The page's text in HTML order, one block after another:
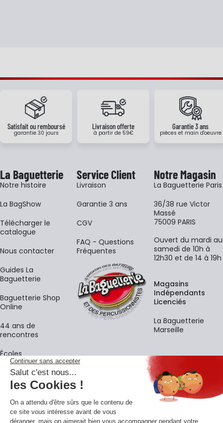
Satisfait ou remboursé
garantie 30 jours
Livraison offerte
à partir de 59€
Garantie 3 ans
pièces et main d'oeuvre
La Baguetterie
Notre histoire
La BagShow
​Télécharger le
catalogue
Nous contacter
Guides La
Baguetterie
Baguetterie Shop
Online
44 ans de
rencontres
Écoles
Service Client
Livraison
Garantie 3 ans
CGV
FAQ - Questions
Fréquentes
Notre Magasin
La Baguetterie Paris
36/38 rue Victor
Massé
75009 PARIS
Ouvert du mardi au
samedi de 10h à
12h30 et de 14 à 19h
Magasins
Indépendants
Licenciés
La Baguetterie
Marseille
La newsletter
Adresse e-mail
En vous inscrivant à notre newsletter, vous acceptez notre
confidentialité.